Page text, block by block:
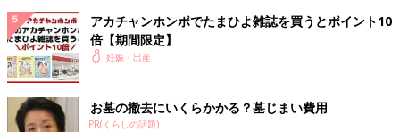
アカチャンホンポでたまひよ雑誌を買うとポイント10
倍【期間限定】
妊娠・出産
お墓の撤去にいくらかかる？墓じまい費用
PR(くらしの話題)